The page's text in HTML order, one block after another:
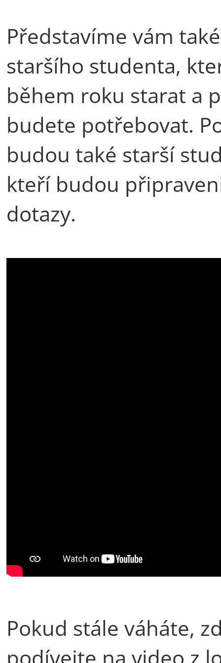
Představíme vám
staršího studenta,
během roku starat a
budete potřebovat.
budou také starší
kteří budou
dotazy.
Pokud stále váháte,
podívejte na video z